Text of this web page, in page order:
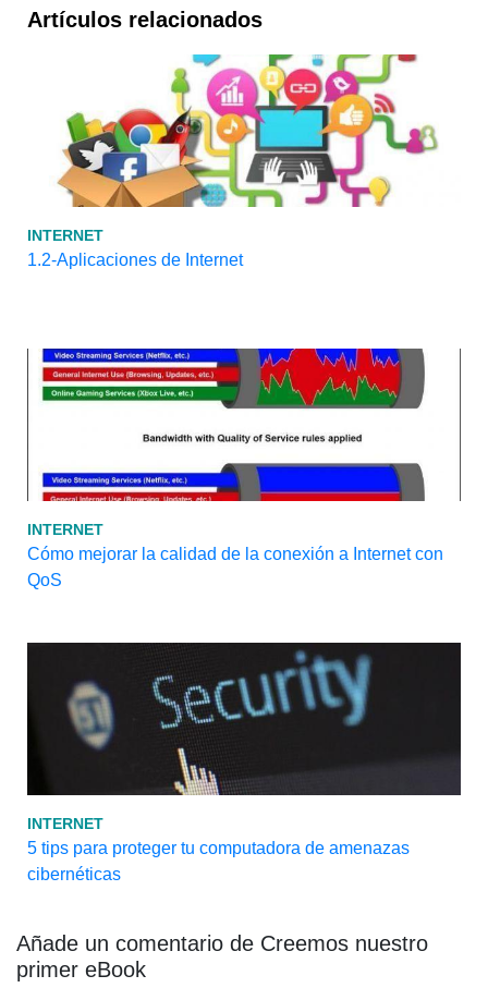
Artículos relacionados
INTERNET
1.2-Aplicaciones de Internet
INTERNET
Cómo mejorar la calidad de la conexión a Internet con
QoS
INTERNET
5 tips para proteger tu computadora de amenazas
cibernéticas
Añade un comentario de Creemos nuestro
primer eBook